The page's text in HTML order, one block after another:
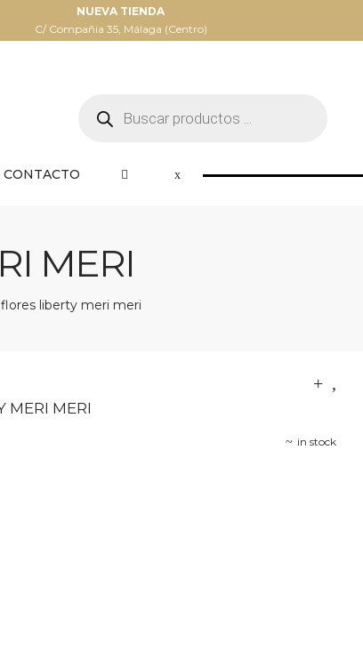
NUEVA TIENDA
C/ Compañia 35, Málaga (Centro)
productos
CONTACTO
MERI
liberty meri meri
MERI MERI
in stock